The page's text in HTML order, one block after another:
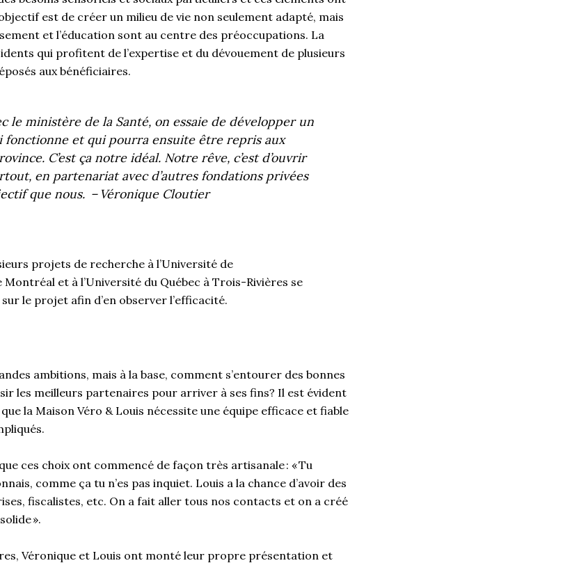
est de créer un milieu de vie non seulement adapté, mais
et l’éducation sont au centre des préoccupations. La
qui profitent de l’expertise et du dévouement de plusieurs
aux bénéficiaires.
le ministère de la Santé, on essaie de développer un
fonctionne et qui pourra ensuite être repris aux
C’est ça notre idéal. Notre rêve, c’est d’ouvrir
en partenariat avec d’autres fondations privées
que nous. – Véronique Cloutier
projets de recherche à l’Université de
Montréal et à l’Université du Québec à Trois-Rivières se
le projet afin d’en observer l’efficacité.
ambitions, mais à la base, comment s’entourer des bonnes
les meilleurs partenaires pour arriver à ses fins? Il est évident
la Maison Véro & Louis nécessite une équipe efficace et fiable
ces choix ont commencé de façon très artisanale : « Tu
comme ça tu n’es pas inquiet. Louis a la chance d’avoir des
fiscalistes, etc. On a fait aller tous nos contacts et on a créé
».
Véronique et Louis ont monté leur propre présentation et